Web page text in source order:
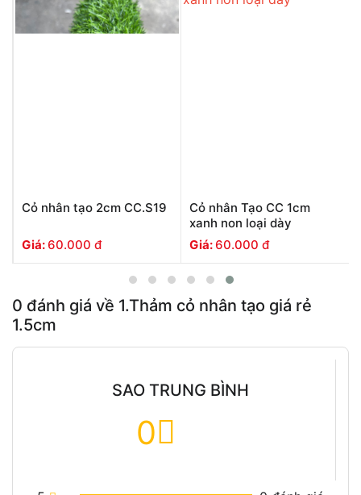
Cỏ nhân tạo 2cm CC.S19
Giá: 60.000 đ
Cỏ nhân Tạo CC 1cm
xanh non loại dày
Giá: 60.000 đ
0 đánh giá về 1.Thảm cỏ nhân tạo giá rẻ
1.5cm
SAO TRUNG BÌNH
0